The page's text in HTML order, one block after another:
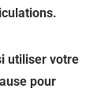
utiliser votre
pour